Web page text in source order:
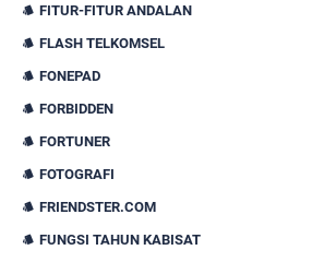
FITUR-FITUR ANDALAN
FLASH TELKOMSEL
FONEPAD
FORBIDDEN
FORTUNER
FOTOGRAFI
FRIENDSTER.COM
FUNGSI TAHUN KABISAT